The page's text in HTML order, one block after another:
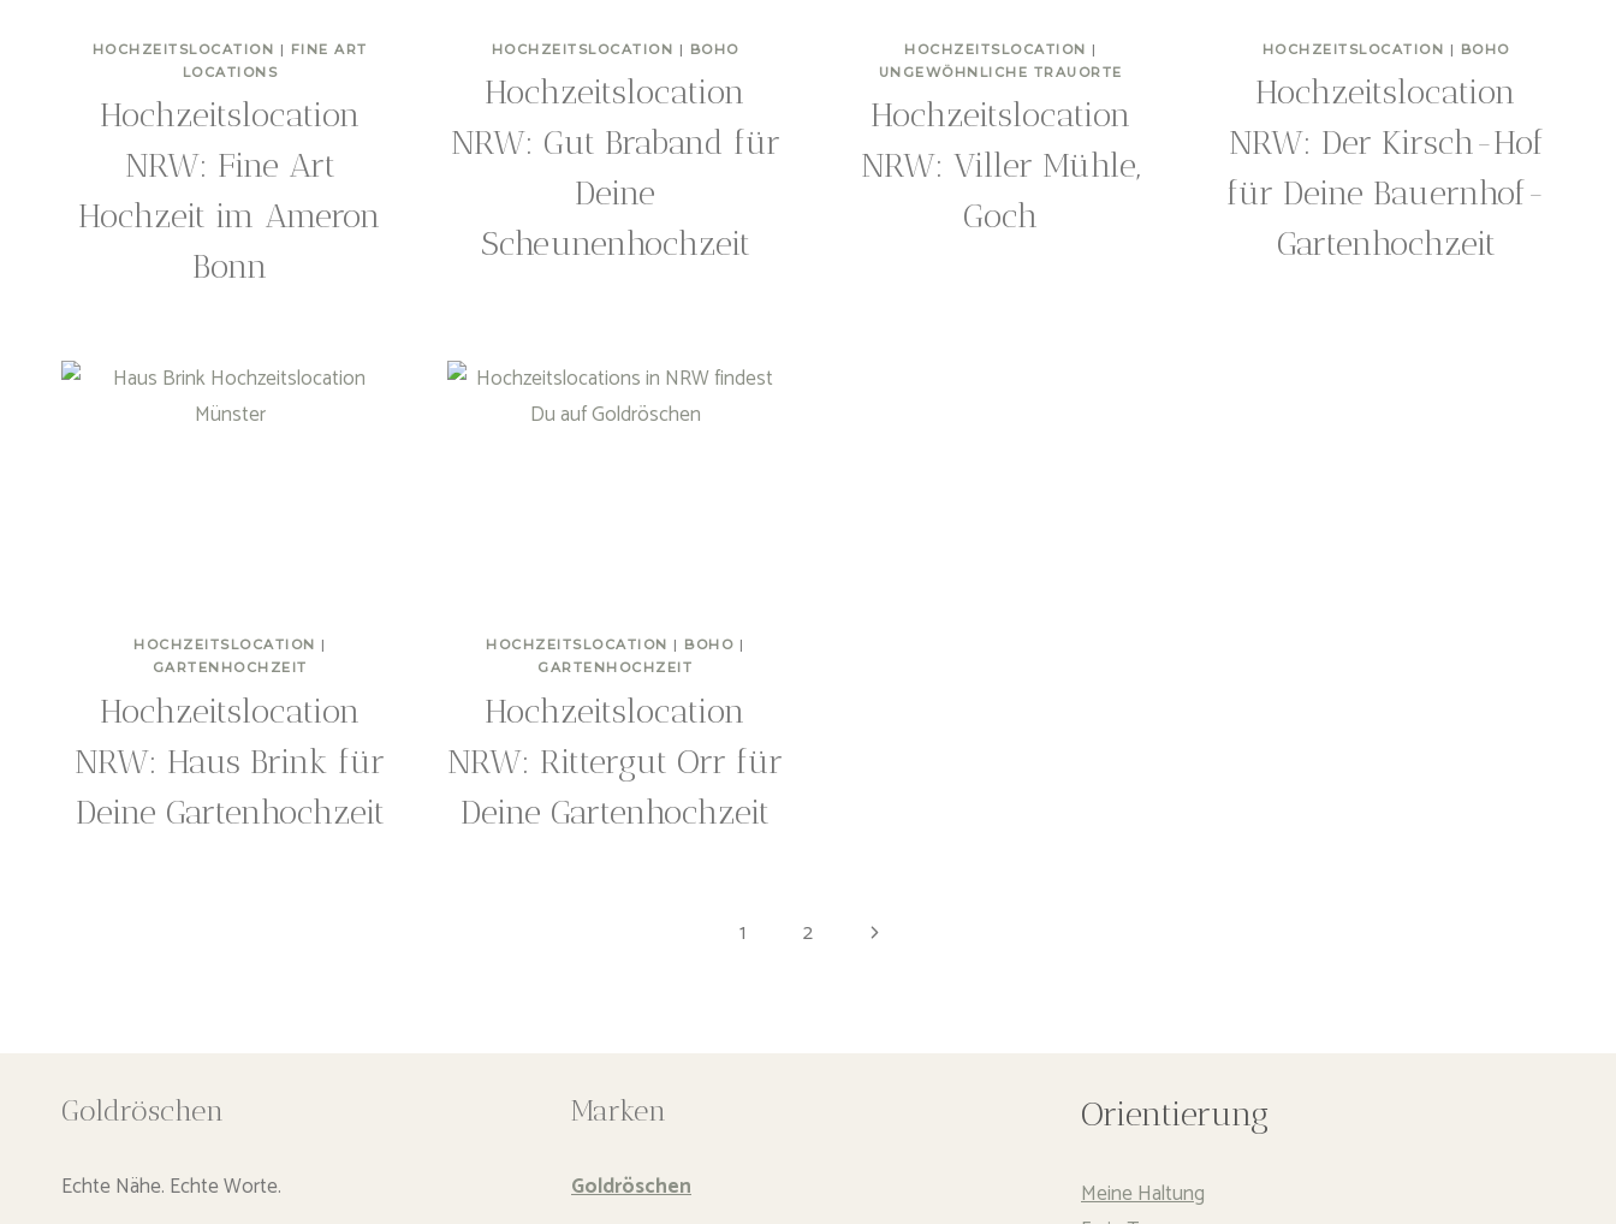
HOCHZEITSLOCATION | FINE ART
LOCATIONS
Hochzeitslocation
NRW: Fine Art
Hochzeit im Ameron
Bonn
HOCHZEITSLOCATION | BOHO
Hochzeitslocation
NRW: Gut Braband für
Deine
Scheunenhochzeit
HOCHZEITSLOCATION |
UNGEWÖHNLICHE TRAUORTE
Hochzeitslocation
NRW: Viller Mühle,
Goch
HOCHZEITSLOCATION | BOHO
Hochzeitslocation
NRW: Der Kirsch-Hof
für Deine Bauernhof-
Gartenhochzeit
HOCHZEITSLOCATION |
GARTENHOCHZEIT
Hochzeitslocation
NRW: Haus Brink für
Deine Gartenhochzeit
HOCHZEITSLOCATION | BOHO |
GARTENHOCHZEIT
Hochzeitslocation
NRW: Rittergut Orr für
Deine Gartenhochzeit
1 2
Nächste
Goldröschen
Echte Nähe. Echte Worte.
Marken
Goldröschen
Orientierung
Meine Haltung